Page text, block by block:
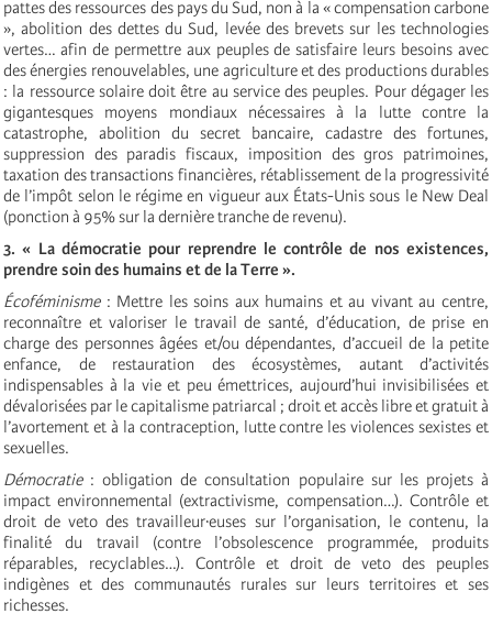
pattes des ressources des pays du Sud, non à la « compensation carbone
», abolition des dettes du Sud, levée des brevets sur les technologies
vertes… afin de permettre aux peuples de satisfaire leurs besoins avec
des énergies renouvelables, une agriculture et des productions durables
: la ressource solaire doit être au service des peuples. Pour dégager les
gigantesques moyens mondiaux nécessaires à la lutte contre la
catastrophe, abolition du secret bancaire, cadastre des fortunes,
suppression des paradis fiscaux, imposition des gros patrimoines,
taxation des transactions financières, rétablissement de la progressivité
de l’impôt selon le régime en vigueur aux États-Unis sous le New Deal
(ponction à 95% sur la dernière tranche de revenu).
3. « La démocratie pour reprendre le contrôle de nos existences,
prendre soin des humains et de la Terre ».
Écoféminisme: Mettre les soins aux humains et au vivant au centre,
reconnaître et valoriser le travail de santé, d’éducation, de prise en
charge des personnes âgées et/ou dépendantes, d’accueil de la petite
enfance, de restauration des écosystèmes, autant d’activités
indispensables à la vie et peu émettrices, aujourd’hui invisibilisées et
dévalorisées par le capitalisme patriarcal ; droit et accès libre et gratuit à
l’avortement et à la contraception, lutte contre les violences sexistes et
sexuelles.
Démocratie:obligation de consultation populaire sur les projets à
impact environnemental (extractivisme, compensation…). Contrôle et
droit de veto des travailleur·euses sur l’organisation, le contenu, la
finalité du travail (contre l’obsolescence programmée, produits
réparables, recyclables…). Contrôle et droit de veto des peuples
indigènes et des communautés rurales sur leurs territoires et ses
richesses.